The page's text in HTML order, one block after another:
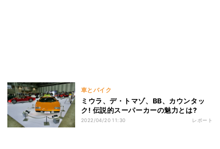
車とバイク
ミウラ、デ・トマゾ、BB、カウンタッ
ク! 伝説的スーパーカーの魅力とは?
2022/04/20 11:30 レポート